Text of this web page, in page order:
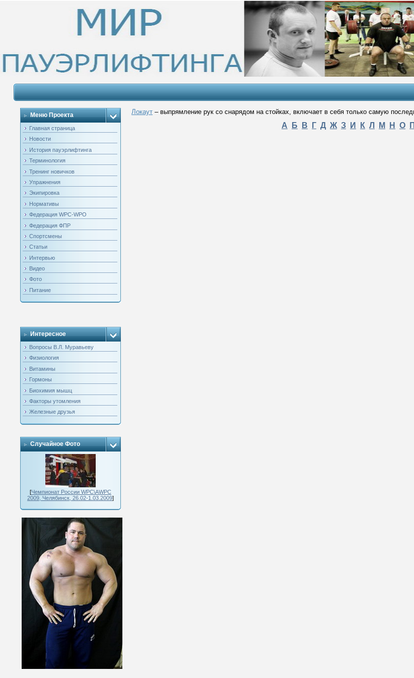
Меню Проекта
Главная страница
Новости
История пауэрлифтинга
Терминология
Тренинг новичков
Упражнения
Экипировка
Нормативы
Федерация WPC-WPO
Федерация ФПР
Спортсмены
Статьи
Интервью
Видео
Фото
Питание
Интересное
Вопросы В.Л. Муравьеву
Физиология
Витамины
Гормоны
Биохимия мышц
Факторы утомления
Железные друзья
Случайное Фото
[Чемпионат России WPC\AWPC
2009, Челябинск, 26.02-1.03.2009]
Локаут– выпрямление рук со снарядом на стойках, включает в себя только самую
А Б В Г Д Ж З И К Л М Н О П